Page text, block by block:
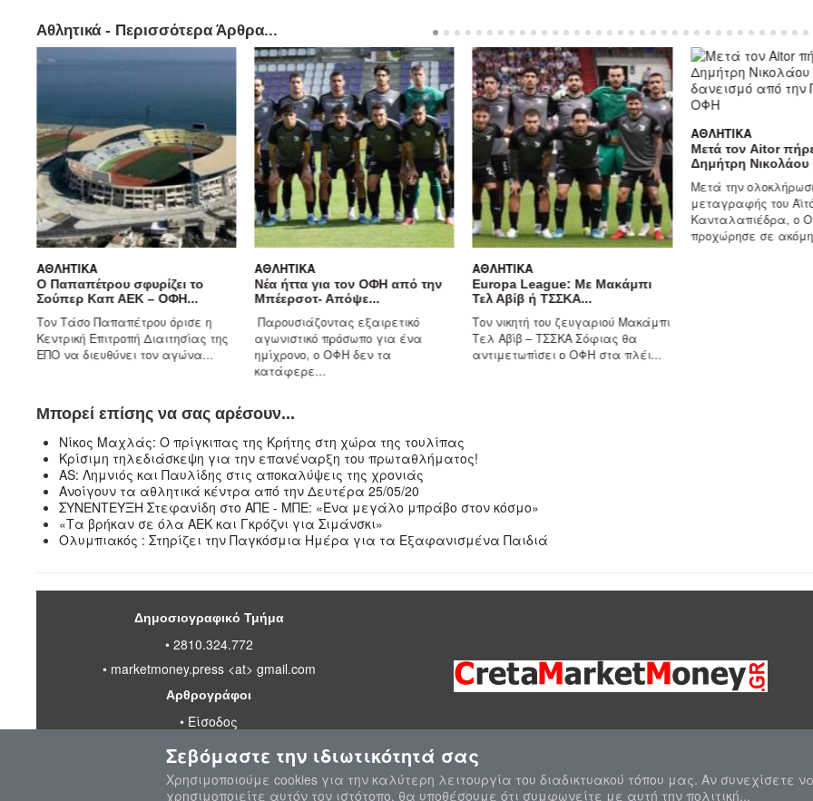
Αθλητικά - Περισσότερα Άρθρα...
ΑΘΛΗΤΙΚΆ
Ο Παπαπέτρου σφυρίζει το
Σούπερ Καπ ΑΕΚ – ΟΦΗ...
Τον Τάσο Παπαπέτρου όρισε η
Κεντρική Επιτροπή Διαιτησίας της
ΕΠΟ να διευθύνει τον αγώνα...
ΑΘΛΗΤΙΚΆ
Νέα ήττα για τον ΟΦΗ από την
Μπέερσοτ- Απόψε...
Παρουσιάζοντας εξαιρετικό
αγωνιστικό πρόσωπο για ένα
ημίχρονο, ο ΟΦΗ δεν τα
κατάφερε...
ΑΘΛΗΤΙΚΆ
Europa League: Με Μακάμπι
Τελ Αβίβ ή ΤΣΣΚΑ...
Τον νικητή του ζευγαριού Μακάμπι
Τελ Αβίβ – ΤΣΣΚΑ Σόφιας θα
αντιμετωπίσει ο ΟΦΗ στα πλέι...
ΑΘΛΗΤΙΚΆ
Μετά τον Aitor
Δημήτρη Νικολάου
Μετά την
μεταγραφής του
Κανταλαπιέδρα, ο
προχώρησε σε
Μπορεί επίσης να σας αρέσουν...
Νίκος Μαχλάς: Ο πρίγκιπας της Κρήτης στη χώρα της τουλίπας
Κρίσιμη τηλεδιάσκεψη για την επανέναρξη του πρωταθλήματος!
ΑS: Λημνιός και Παυλίδης στις αποκαλύψεις της χρονιάς
Ανοίγουν τα αθλητικά κέντρα από την Δευτέρα 25/05/20
ΣΥΝΕΝΤΕΥΞΗ Στεφανίδη στο ΑΠΕ - ΜΠΕ: «Ένα μεγάλο μπράβο στον κόσμο»
«Τα βρήκαν σε όλα ΑΕΚ και Γκρόζνι για Σιμάνσκι»
Ολυμπιακός : Στηρίζει την Παγκόσμια Ημέρα για τα Εξαφανισμένα Παιδιά
Δημοσιογραφικό Τμήμα
• 2810.324.772
• marketmoney.press <at> gmail.com
Αρθρογράφοι
• Είσοδος
© 2020-2026 MarketMoney.GR
Σεβόμαστε την ιδιωτικότητά σας
Χρησιμοποιούμε cookies για την καλύτερη λειτουργία του διαδικτυακού τόπου μας. Αν συνεχίσετε
χρησιμοποιείτε αυτόν τον ιστότοπο, θα υποθέσουμε ότι συμφωνείτε με αυτή την πολιτική...